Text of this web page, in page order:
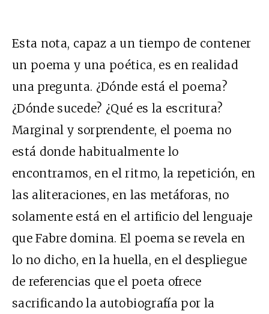
Esta nota, capaz a un tiempo de contener
un poema y una poética, es en realidad
una pregunta. ¿Dónde está el poema?
¿Dónde sucede? ¿Qué es la escritura?
Marginal y sorprendente, el poema no
está donde habitualmente lo
encontramos, en el ritmo, la repetición, en
las aliteraciones, en las metáforas, no
solamente está en el artificio del lenguaje
que Fabre domina. El poema se revela en
lo no dicho, en la huella, en el despliegue
de referencias que el poeta ofrece
sacrificando la autobiografía por la